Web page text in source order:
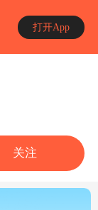
打开App
关注